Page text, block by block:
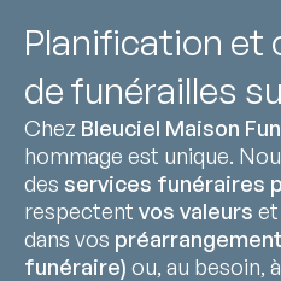
Planification et
de funérailles
Chez Bleuciel Maison
hommage est unique.
des services funéraires
respectent vos valeurs et
dans vos
funéraire) ou, au besoin,